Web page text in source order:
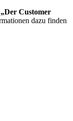
Customer
dazu finden